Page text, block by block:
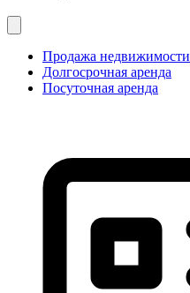
Продажа недвижимости
Долгосрочная аренда
Посуточная аренда